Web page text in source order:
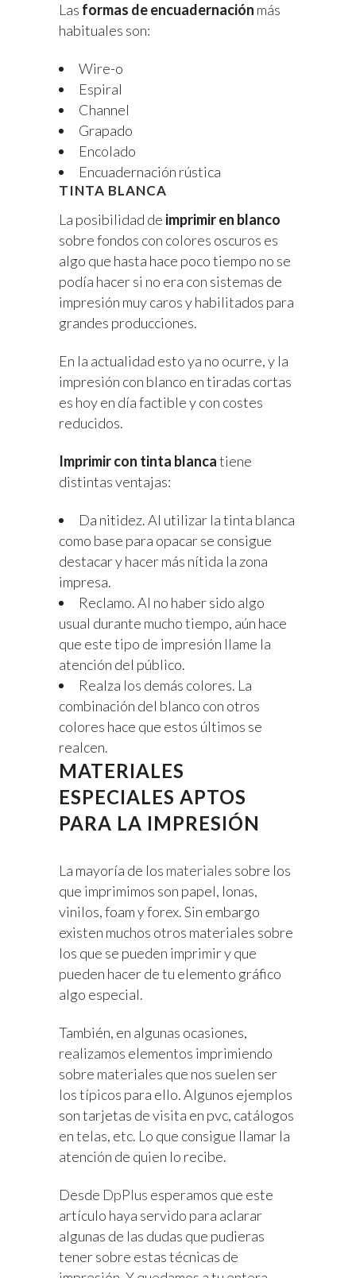
Las formas de encuadernación más
habituales son:
Wire-o
Espiral
Channel
Grapado
Encolado
Encuadernación rústica
TINTA BLANCA
La posibilidad de imprimir en blanco
sobre fondos con colores oscuros es
algo que hasta hace poco tiempo no se
podía hacer si no era con sistemas de
impresión muy caros y habilitados para
grandes producciones.
En la actualidad esto ya no ocurre, y la
impresión con blanco en tiradas cortas
es hoy en día factible y con costes
reducidos.
Imprimir con tinta blancatiene
distintas ventajas:
Da nitidez. Al utilizar la tinta blanca
como base para opacar se consigue
destacar y hacer más nítida la zona
impresa.
Reclamo. Al no haber sido algo
usual durante mucho tiempo, aún hace
que este tipo de impresión llame la
atención del público.
Realza los demás colores. La
combinación del blanco con otros
colores hace que estos últimos se
realcen.
MATERIALES
ESPECIALES APTOS
PARA LA IMPRESIÓN
La mayoría de los materiales sobre los
que imprimimos son papel, lonas,
vinilos, foam y forex. Sin embargo
existen muchos otros materiales sobre
los que se pueden imprimir y que
pueden hacer de tu elemento gráfico
algo especial.
También, en algunas ocasiones,
realizamos elementos imprimiendo
sobre materiales que nos suelen ser
los típicos para ello. Algunos ejemplos
son tarjetas de visita en pvc, catálogos
en telas, etc. Lo que consigue llamar la
atención de quien lo recibe.
Desde DpPlus esperamos que este
artículo haya servido para aclarar
algunas de las dudas que pudieras
tener sobre estas técnicas de